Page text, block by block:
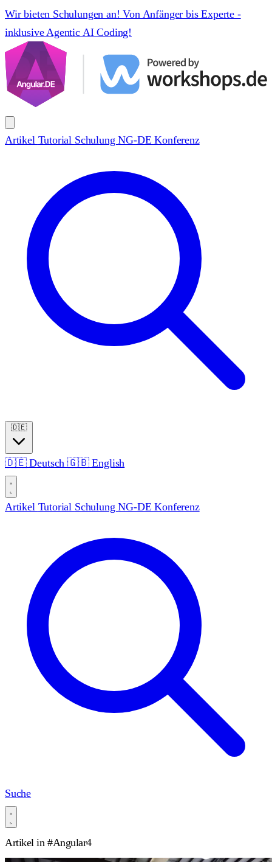
Wir bieten Schulungen an! Von Anfänger bis Experte -
inklusive Agentic AI Coding!
Artikel Tutorial SchulungNG-DE Konferenz
🇩🇪
🇩🇪Deutsch🇬🇧English
Artikel Tutorial SchulungNG-DE Konferenz
Suche
Artikel in#Angular4